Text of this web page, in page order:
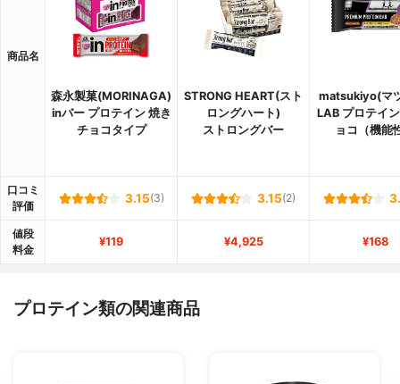
商品名
森永製菓(MORINAGA)
inバー プロテイン 焼き
チョコタイプ
STRONG HEART(スト
ロングハート)
ストロングバー
matsukiyo(マ
LAB プロテイ
ョコ（機能
口コミ
評価
3.15(3) 3.15(2)
値段
料金
¥119 ¥4,925 ¥168
プロテイン類の関連商品